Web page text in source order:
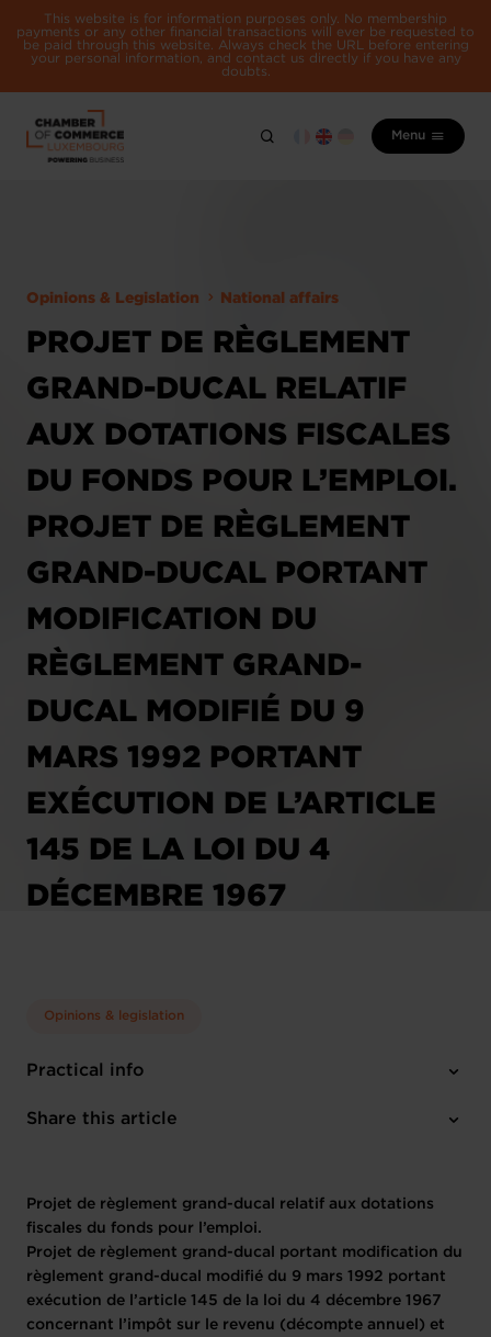
This website is for information purposes only. No membership
payments or any other financial transactions will ever be requested to
be paid through this website. Always check the URL before entering
your personal information, and contact us directly if you have any
doubts.
Menu
Opinions & Legislation National affairs
PROJET DE RÈGLEMENT
GRAND-DUCAL RELATIF
AUX DOTATIONS FISCALES
DU FONDS POUR L’EMPLOI.
PROJET DE RÈGLEMENT
GRAND-DUCAL PORTANT
MODIFICATION DU
RÈGLEMENT GRAND-
DUCAL MODIFIÉ DU 9
MARS 1992 PORTANT
EXÉCUTION DE L’ARTICLE
145 DE LA LOI DU 4
DÉCEMBRE 1967
ANNUEL) ET DU
RÈGLEMENT GRAND-
DUCAL MODIFIÉ DU 3
EXÉCUTION DE L’ARTICLE
115, NUMÉRO 12 DE LA LOI
CONCERNANT L’IMPÔT SUR
Opinions & legislation
Practical info
1 project text
Share this article
Projet de règlement grand-ducal relatif aux dotations
fiscales du fonds pour l’emploi.
Projet de règlement grand-ducal portant modification du
règlement grand-ducal modifié du 9 mars 1992 portant
exécution de l’article 145 de la loi du 4 décembre 1967
concernant l’impôt sur le revenu (décompte annuel) et